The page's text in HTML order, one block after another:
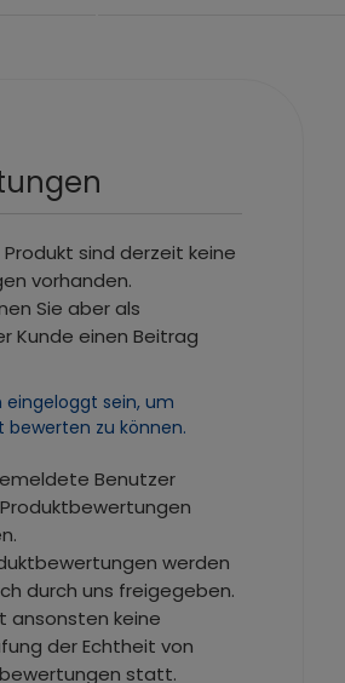
sind derzeit keine
vorhanden.
Sie aber als
Kunde einen Beitrag
eingeloggt sein, um
bewerten zu können.
Benutzer
werden
durch uns freigegeben.
ansonsten keine
der Echtheit von
statt.